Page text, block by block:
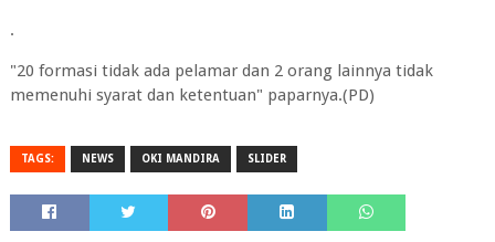
.
"20 formasi tidak ada pelamar dan 2 orang lainnya tidak
memenuhi syarat dan ketentuan" paparnya.(PD)
TAGS: NEWS OKI MANDIRA SLIDER